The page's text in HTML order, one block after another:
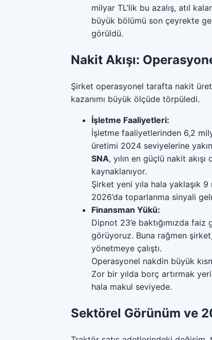
milyar TL’lik bu azalış, atıl
büyük bölümü son çeyrekte
görüldü.
Nakit Akışı:
Şirket operasyonel tarafta nakit
kazanımı büyük ölçüde törpüledi.
İşletme Faaliyetleri:
İşletme faaliyetlerinden 6,2
üretimi 2024 seviyelerine
SNA, yılın en güçlü nakit
kaynaklanıyor.
Şirket yeni yıla hala yaklaşık
2026’da toparlanma sinyali
Finansman Yükü:
Dipnot 23’e baktığımızda
görüyoruz. Buna rağmen
yönetmeye çalıştı.
Operasyonel nakdin büyük
Zor bir yılda borç artırmak
hala makul seviyede.
Sektörel Görünüm ve